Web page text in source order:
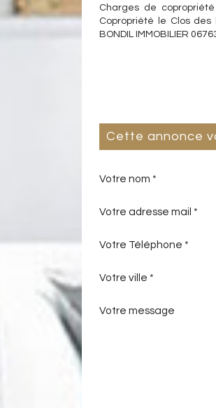
Charges de
Copropriété le Clos
BONDIL IMMOBILIER
cette annonce
Votre nom *
Votre adresse mail *
Votre Téléphone *
Votre ville *
Votre message